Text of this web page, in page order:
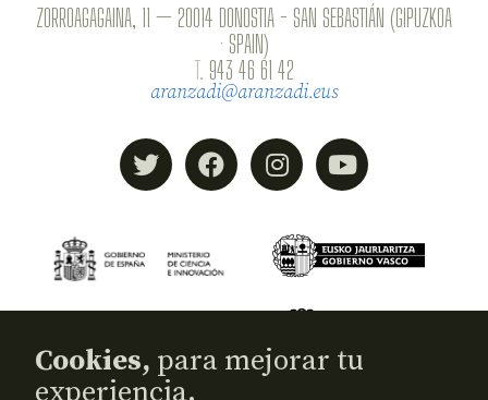
ZORROAGAGAINA, 11 — 20014 DONOSTIA - SAN SEBASTIÁN (GIPUZKOA
· SPAIN)
T. 943 46 61 42
aranzadi@aranzadi.eus
Cookies, para mejorar tu